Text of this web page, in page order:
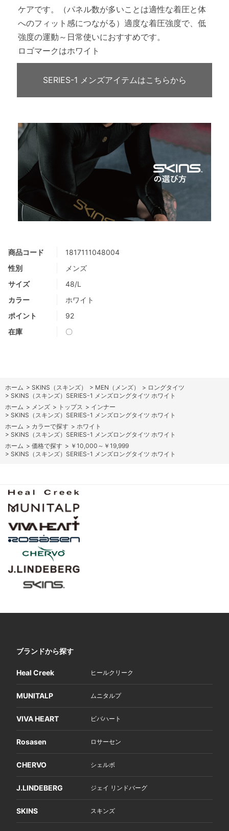
商品コード
1817111048004
性別
メンズ
サイズ
48/L
カラー
ホワイト
ポイント
92
在庫
〇
ケアです。（パネル数が多いことは適性な着圧と体
へのフィット感につながる）適度な着圧強度で、低
強度の運動～日常使いにおすすめです。
ロゴマークはホワイト
SERIES-1 メンズアイテムはこちらから
ホーム > SKINS（スキンズ） > MEN（メンズ） > ロングタイツ
> SKINS（スキンズ）SERIES-1 メンズロングタイツ ホワイト
ホーム > メンズ > トップス > インナー
> SKINS（スキンズ）SERIES-1 メンズロングタイツ ホワイト
ホーム > カラーで探す > ホワイト
> SKINS（スキンズ）SERIES-1 メンズロングタイツ ホワイト
ホーム > 価格で探す > ￥10,000～￥19,999
> SKINS（スキンズ）SERIES-1 メンズロングタイツ ホワイト
ブランドから探す
Heal Creek ヒールクリーク
MUNITALP ムニタルプ
VIVA HEART ビバハート
Rosasen ロサーセン
CHERVO シェルボ
J.LINDEBERG ジェイ リンドバーグ
SKINS スキンズ